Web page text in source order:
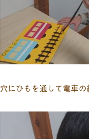
穴にひもを通して電車の